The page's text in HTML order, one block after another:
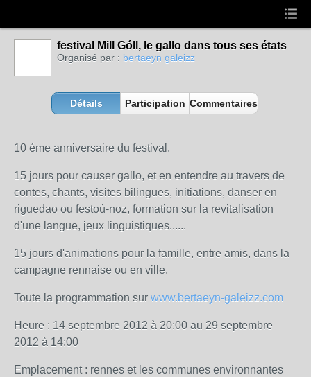
festival Mill Góll, le gallo dans tous ses états
Organisé par : bertaeyn galeizz
Détails Participation Commentaires
10 éme anniversaire du festival.
15 jours pour causer gallo, et en entendre au travers de
contes, chants, visites bilingues, initiations, danser en
riguedao ou festoù-noz, formation sur la revitalisation
d'une langue, jeux linguistiques......
15 jours d'animations pour la famille, entre amis, dans la
campagne rennaise ou en ville.
Toute la programmation sur www.bertaeyn-galeizz.com
Heure : 14 septembre 2012 à 20:00 au 29 septembre
2012 à 14:00
Emplacement : rennes et les communes environnantes